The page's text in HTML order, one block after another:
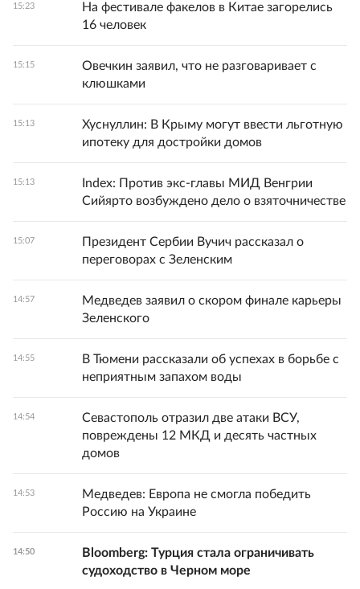
15:23
На фестивале факелов в Китае загорелись
16 человек
15:15
Овечкин заявил, что не разговаривает с
клюшками
15:13
Хуснуллин: В Крыму могут ввести льготную
ипотеку для достройки домов
15:13
Index: Против экс-главы МИД Венгрии
Сийярто возбуждено дело о взяточничестве
15:07
Президент Сербии Вучич рассказал о
переговорах с Зеленским
14:57
Медведев заявил о скором финале карьеры
Зеленского
14:55
В Тюмени рассказали об успехах в борьбе с
неприятным запахом воды
14:54
Севастополь отразил две атаки ВСУ,
повреждены 12 МКД и десять частных
домов
14:53
Медведев: Европа не смогла победить
Россию на Украине
14:50
Bloomberg: Турция стала ограничивать
судоходство в Черном море